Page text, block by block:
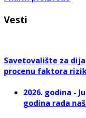
Vesti
Savetovalište za
procenu faktora
2026. godina -
godina rada